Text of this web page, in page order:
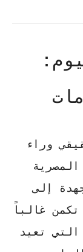
وراء
إلى
غالباً
تعيد